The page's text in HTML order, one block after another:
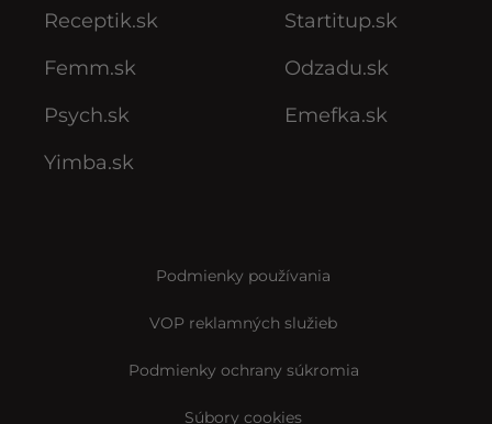
Receptik.sk
Femm.sk
Psych.sk
Yimba.sk
Startitup.sk
Odzadu.sk
Emefka.sk
Podmienky používania
VOP reklamných služieb
Podmienky ochrany súkromia
Súbory cookies